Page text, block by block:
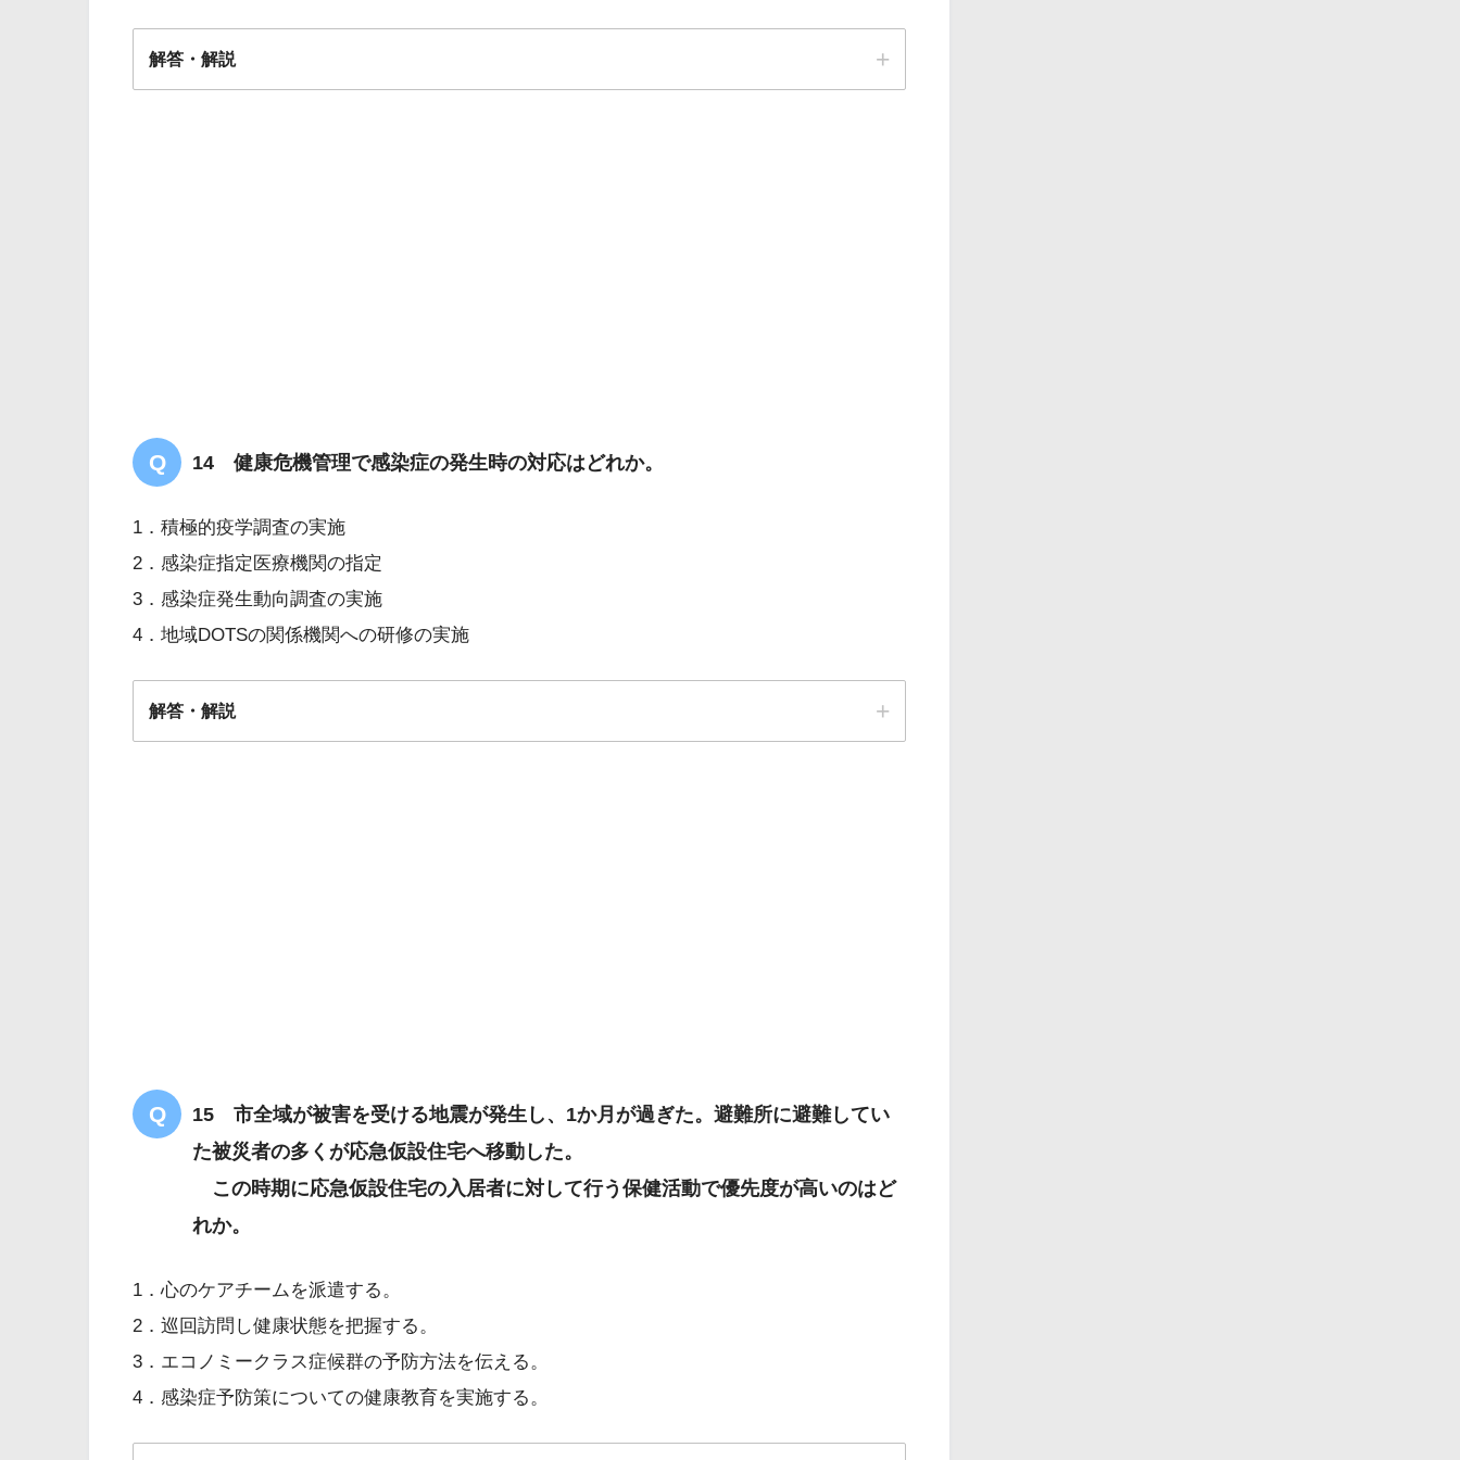
解答・解説
労働衛生の3管理
14 健康危機管理で感染症の発生時の対応はどれか。
1．積極的疫学調査の実施
2．感染症指定医療機関の指定
3．感染症発生動向調査の実施
4．地域DOTSの関係機関への研修の実施
解答・解説
地域における健康危機管理について～地域健康危機管理ガイドライン～
15 市全域が被害を受ける地震が発生し、1か月が過ぎた。避難所に避難してい
た被災者の多くが応急仮設住宅へ移動した。
この時期に応急仮設住宅の入居者に対して行う保健活動で優先度が高いのはど
れか。
1．心のケアチームを派遣する。
2．巡回訪問し健康状態を把握する。
3．エコノミークラス症候群の予防方法を伝える。
4．感染症予防策についての健康教育を実施する。